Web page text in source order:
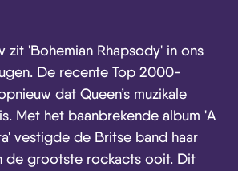
zit 'Bohemian Rhapsody' in ons
De recente Top 2000-
dat Queen’s muzikale
Met het baanbrekende album 'A
vestigde de Britse band haar
de grootste rockacts ooit. Dit